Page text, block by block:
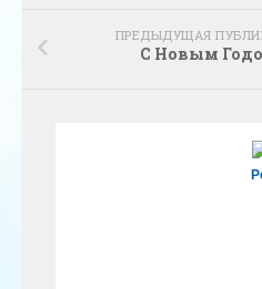
ПРЕДЫДУЩАЯ
С Новым